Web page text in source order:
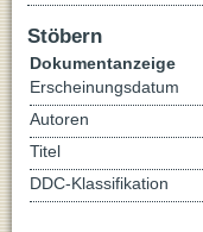
Stöbern
Dokumentanzeige
Erscheinungsdatum
Autoren
Titel
DDC-Klassifikation